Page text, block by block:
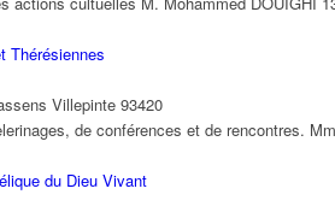
Thérésiennes
Villepinte 93420
de conférences et de rencontres.
du Dieu Vivant